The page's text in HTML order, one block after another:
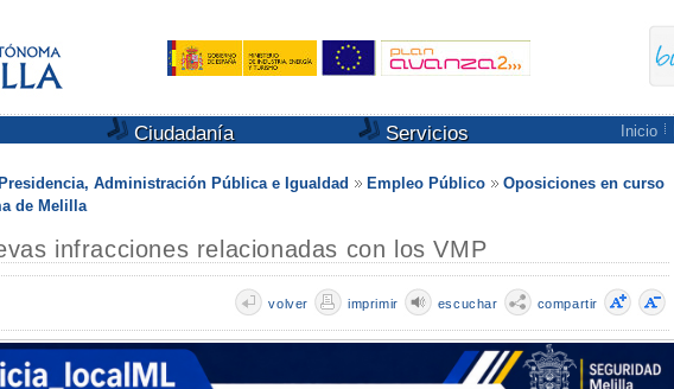
Ciudadanía Servicios Inicio
Presidencia, Administración Pública e Igualdad Empleo Público
Oposiciones en curso
de Melilla
infracciones relacionadas con los VMP
compartir
escuchar
imprimir
volver